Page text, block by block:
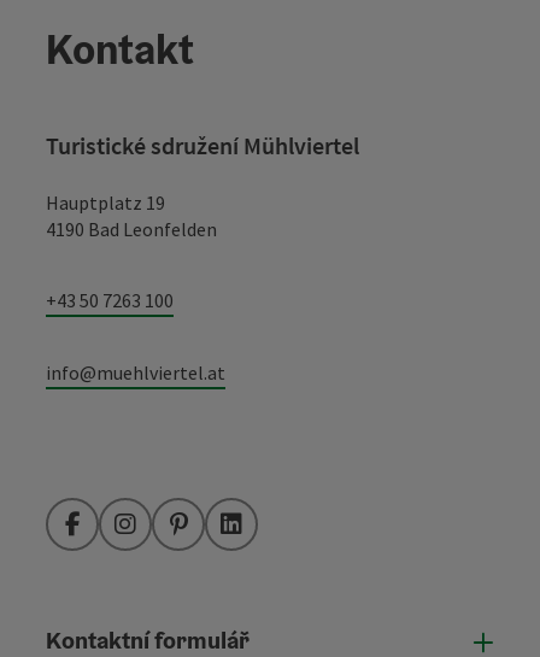
Kontakt
Turistické sdružení Mühlviertel
Hauptplatz 19
4190 Bad Leonfelden
+43 50 7263 100
info@muehlviertel.at
FacebookInstagramPinterestLinkedIn
Kontaktní formulář